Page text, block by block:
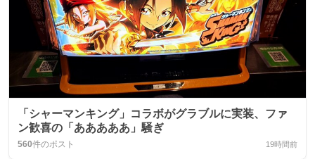
「シャーマンキング」コラボがグラブルに実装、ファ
ン歓喜の「あああああ」騒ぎ
560件のポスト 19時間前